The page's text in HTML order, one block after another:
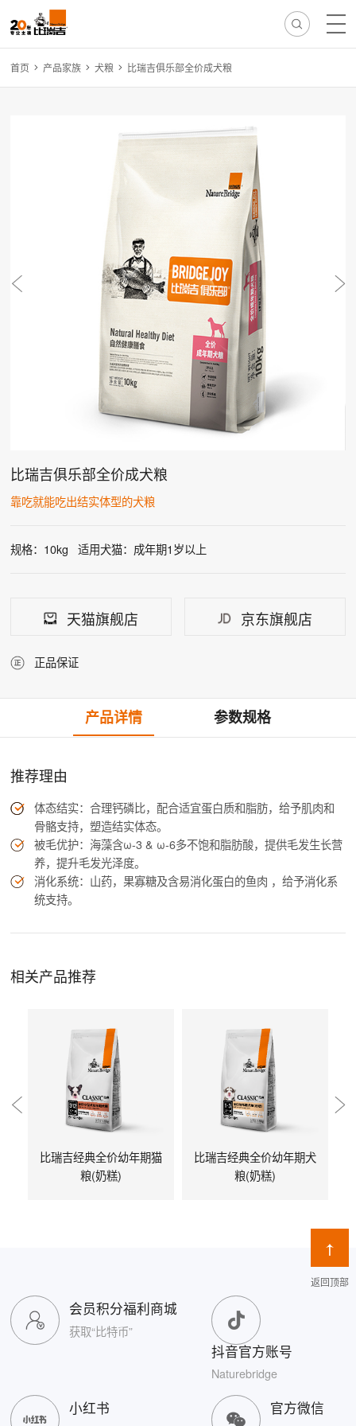
热门搜索: 无谷 冻干 离乳 免疫 减肥 毛球 骨骼
首页 产品家族 犬粮 比瑞吉俱乐部全价成犬粮
比瑞吉俱乐部全价成犬粮
靠吃就能吃出结实体型的犬粮
规格：10kg 适用犬猫：成年期1岁以上
天猫旗舰店 京东旗舰店
正品保证
产品详情 参数规格
推荐理由
体态结实：合理钙磷比，配合适宜蛋白质和脂肪，给予肌肉和
骨骼支持，塑造结实体态。
被毛优护：海藻含ω-3 & ω-6多不饱和脂肪酸，提供毛发生长营
养，提升毛发光泽度。
消化系统：山药，果寡糖及含易消化蛋白的鱼肉 ，给予消化系
统支持。
相关产品推荐
比瑞吉经典全价幼年期猫
粮(奶糕)
比瑞吉经典全价幼年期犬
粮(奶糕)
会员积分福利商城
获取“比特币”
抖音官方账号
Naturebridge
小红书 官方微信
返回顶部